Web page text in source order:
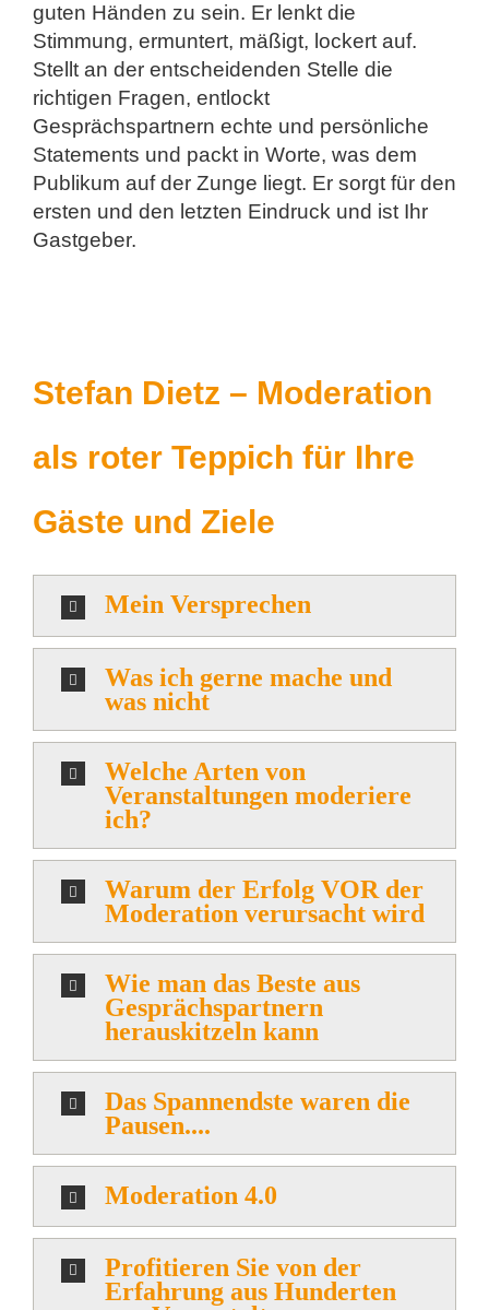
guten Händen zu sein. Er lenkt die
Stimmung, ermuntert, mäßigt, lockert auf.
Stellt an der entscheidenden Stelle die
richtigen Fragen, entlockt
Gesprächspartnern echte und persönliche
Statements und packt in Worte, was dem
Publikum auf der Zunge liegt. Er sorgt für den
ersten und den letzten Eindruck und ist Ihr
Gastgeber.
Stefan Dietz – Moderation
als roter Teppich für Ihre
Gäste und Ziele
Mein Versprechen
Was ich gerne mache und
was nicht
Welche Arten von
Veranstaltungen moderiere
ich?
Warum der Erfolg VOR der
Moderation verursacht wird
Wie man das Beste aus
Gesprächspartnern
herauskitzeln kann
Das Spannendste waren die
Pausen....
Moderation 4.0
Profitieren Sie von der
Erfahrung aus Hunderten